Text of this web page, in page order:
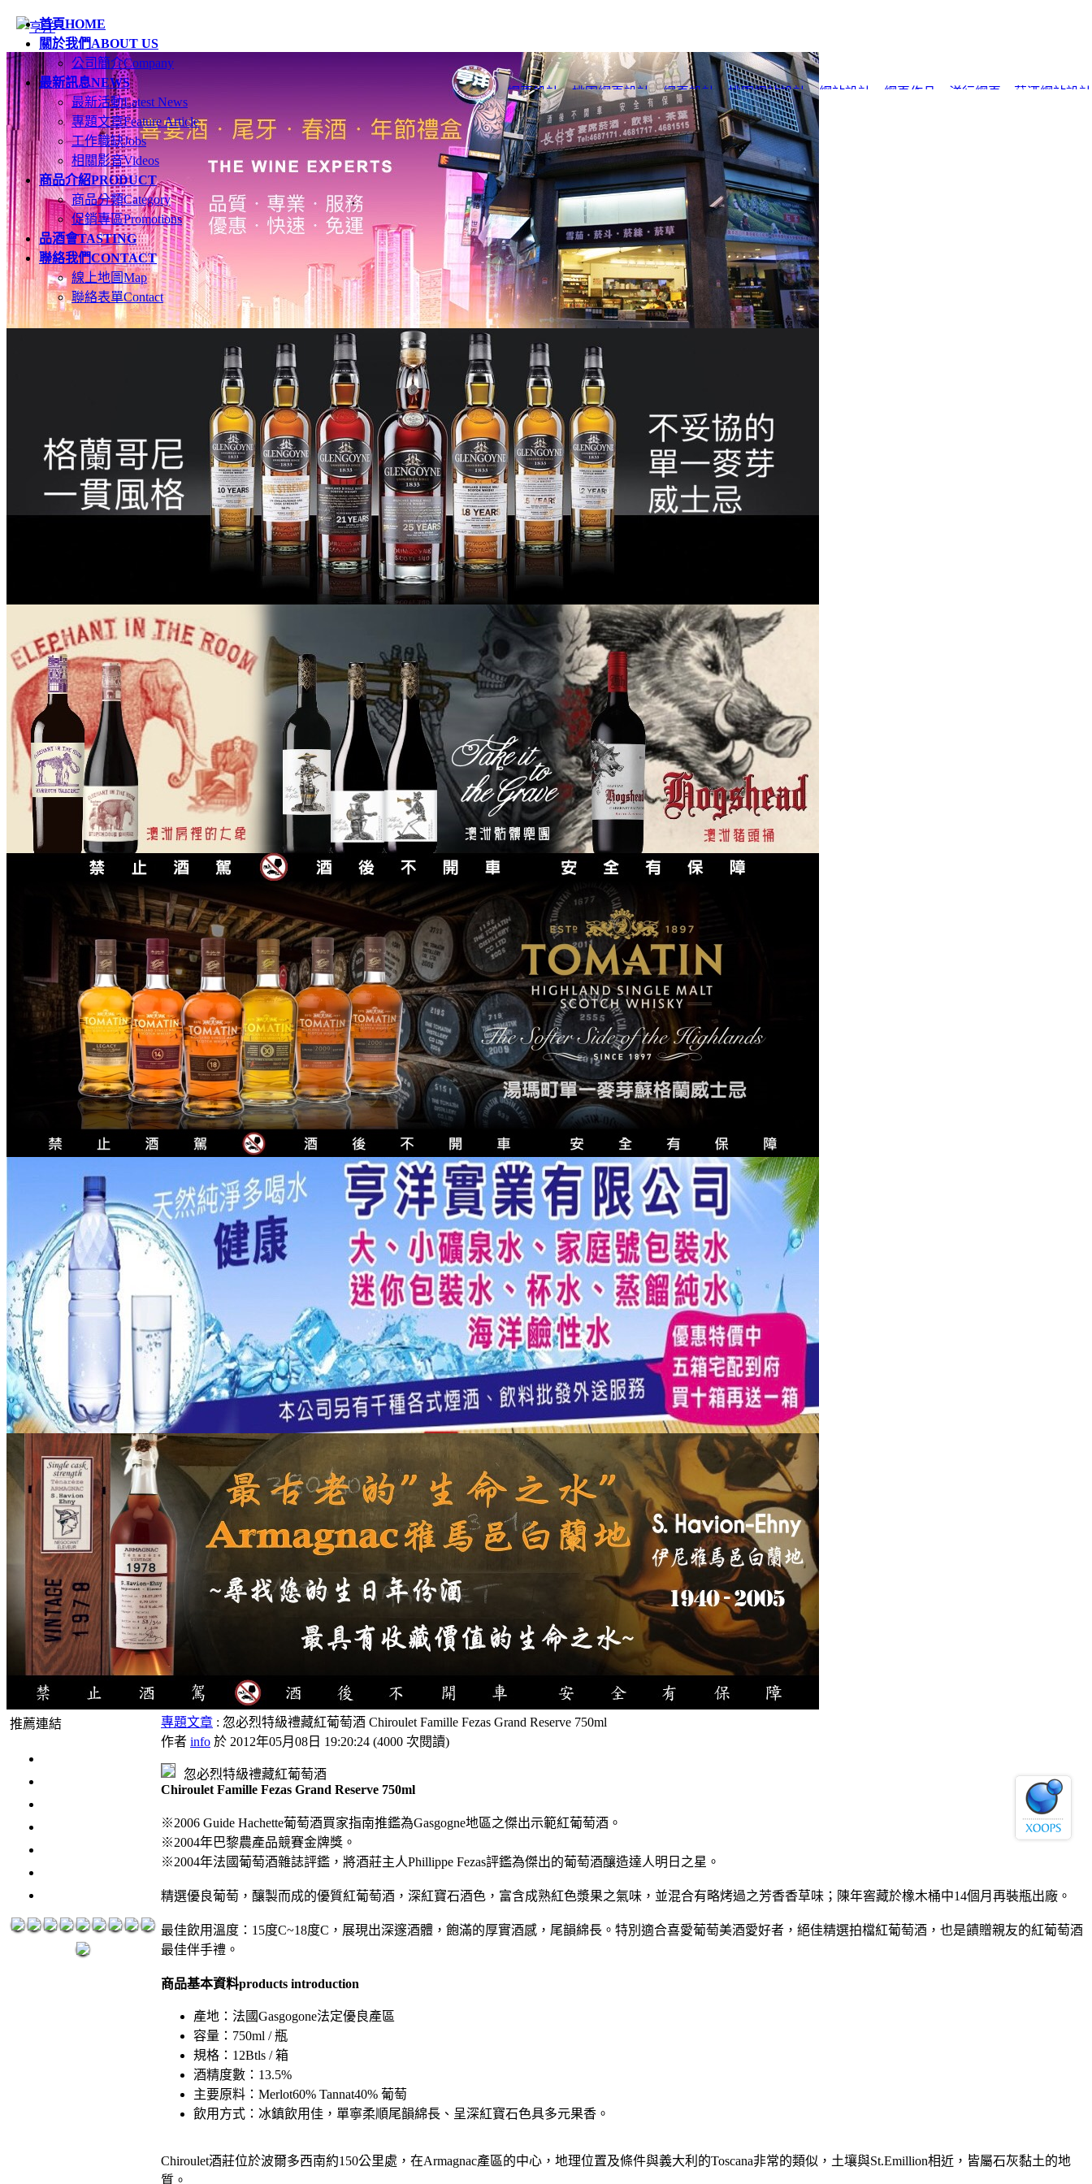
首頁HOME
關於我們ABOUT US
公司簡介Company
最新訊息NEWS
最新活動Latest News
專題文章Feature Article
工作職缺Jobs
相關影音Videos
商品介紹PRODUCT
商品分類Category
促銷專區Promotions
品酒會TASTING
聯絡我們CONTACT
線上地圖Map
聯絡表單Contact
網頁設計、桃園網頁設計、網頁設計 、桃園網站設計、網站設計 網頁作品 洋行網頁 菸酒網站設計
推薦連結 專題文章 : 忽必烈特級禮藏紅葡萄酒 Chiroulet Famille Fezas Grand Reserve 750ml
作者 info 於 2012年05月08日 19:20:24 (4000 次閱讀)
忽必烈特級禮藏紅葡萄酒
Chiroulet Famille Fezas Grand Reserve 750ml
※2006 Guide Hachette葡萄酒買家指南推鑑為Gasgogne地區之傑出示範紅葡萄酒。
※2004年巴黎農產品競賽金牌獎。
※2004年法國葡萄酒雜誌評鑑，將酒莊主人Phillippe Fezas評鑑為傑出的葡萄酒釀造達人明日之星。
精選優良葡萄，釀製而成的優質紅葡萄酒，深紅寶石酒色，富含成熟紅色漿果之氣味，並混合有略烤過之芳香香草味；陳年窖藏於橡木桶中14個月再裝瓶出廠。
最佳飲用溫度：15度C~18度C，展現出深邃酒體，飽滿的厚實酒感，尾韻綿長。特別適合喜愛葡萄美酒愛好者，絕佳精選拍檔紅葡萄酒，也是饋贈親友的紅葡萄酒
最佳伴手禮。
商品基本資料products introduction
產地：法國Gasgogone法定優良產區
容量：750ml / 瓶
規格：12Btls / 箱
酒精度數：13.5%
主要原料：Merlot60% Tannat40% 葡萄
飲用方式：冰鎮飲用佳，單寧柔順尾韻綿長、呈深紅寶石色具多元果香。
Chiroulet酒莊位於波爾多西南約150公里處，在Armagnac產區的中心，地理位置及條件與義大利的Toscana非常的類似，土壤與St.Emillion相近，皆屬石灰黏土的地
質。